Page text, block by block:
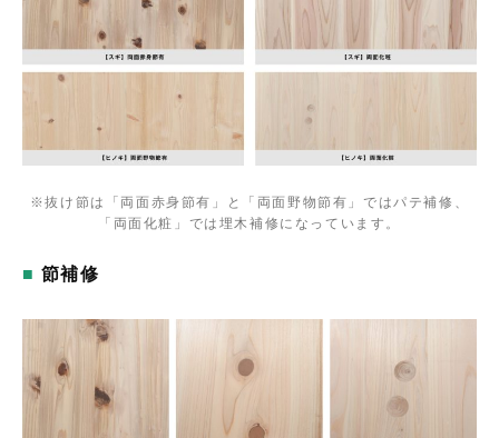
※抜け節は「両面赤身節有」と「両面野物節有」ではパテ補修、
「両面化粧」では埋木補修になっています。
節補修